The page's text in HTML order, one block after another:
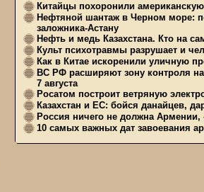
Китайцы похоронили
Нефтяной шантаж в Черном море:
заложника-Астану
Нефть и медь Казахстана. Кто на
Культ психотравмы разрушает и
Как в Китае искоренили уличную
ВС РФ расширяют зону контроля на
7 августа
Росатом построит ветряную
Казахстан и ЕС: бойся данайцев,
Россия ничего не должна Армении,
10 самых важных дат завоевания